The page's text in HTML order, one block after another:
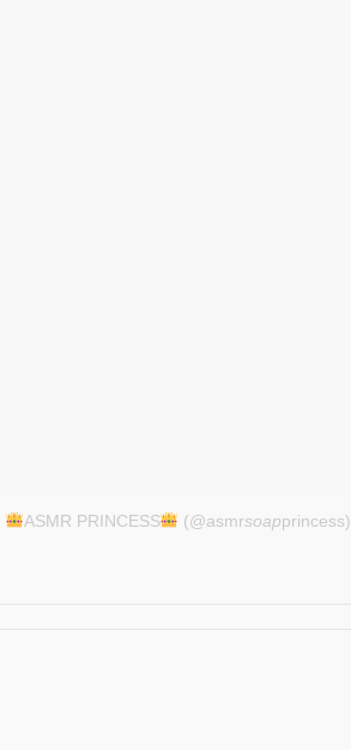
ASMR PRINCESS (@asmrsoapprincess)